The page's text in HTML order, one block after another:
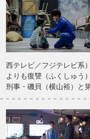
西テレビ／フジテレビ
よりも復讐（ふくしゅう
刑事・磯貝（横山裕）と